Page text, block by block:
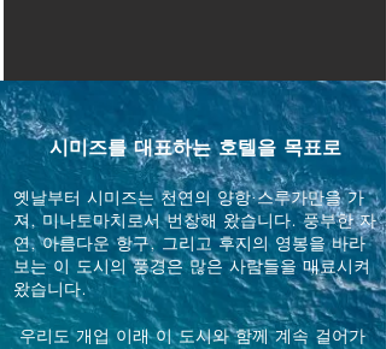
시미즈를 대표하는 호텔을 목표로
옛날부터 시미즈는 천연의 양항·스루가만을 가
져, 미나토마치로서 번창해 왔습니다. 풍부한 자
연, 아름다운 항구, 그리고 후지의 영봉을 바라
보는 이 도시의 풍경은 많은 사람들을 매료시켜
왔습니다.
​ 우리도 개업 이래 이 도시와 함께 계속 걸어가